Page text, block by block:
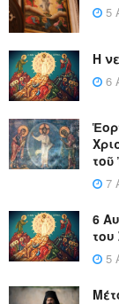
5
Η
6
τοῦ
7
6
του
5